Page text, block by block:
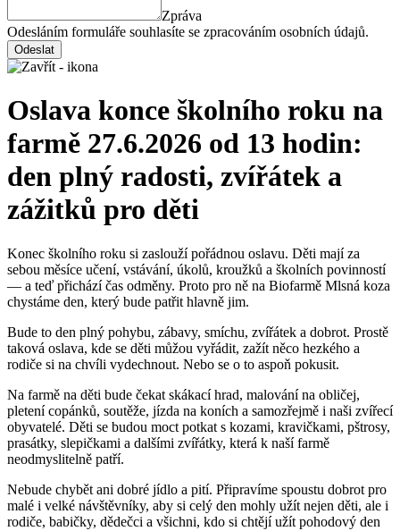
Zpráva
Odesláním formuláře souhlasíte se zpracováním osobních údajů.
Oslava konce školního roku na
farmě 27.6.2026 od 13 hodin:
den plný radosti, zvířátek a
zážitků pro děti
Konec školního roku si zaslouží pořádnou oslavu. Děti mají za
sebou měsíce učení, vstávání, úkolů, kroužků a školních povinností
— a teď přichází čas odměny. Proto pro ně na Biofarmě Mlsná koza
chystáme den, který bude patřit hlavně jim.
Bude to den plný pohybu, zábavy, smíchu, zvířátek a dobrot. Prostě
taková oslava, kde se děti můžou vyřádit, zažít něco hezkého a
rodiče si na chvíli vydechnout. Nebo se o to aspoň pokusit.
Na farmě na děti bude čekat skákací hrad, malování na obličej,
pletení copánků, soutěže, jízda na koních a samozřejmě i naši zvířecí
obyvatelé. Děti se budou moct potkat s kozami, kravičkami, pštrosy,
prasátky, slepičkami a dalšími zvířátky, která k naší farmě
neodmyslitelně patří.
Nebude chybět ani dobré jídlo a pití. Připravíme spoustu dobrot pro
malé i velké návštěvníky, aby si celý den mohly užít nejen děti, ale i
rodiče, babičky, dědečci a všichni, kdo si chtějí užít pohodový den